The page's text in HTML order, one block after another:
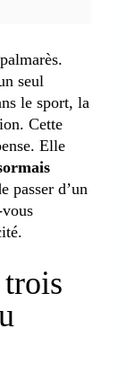
seul
le sport, la
Cette
Elle
passer d’un